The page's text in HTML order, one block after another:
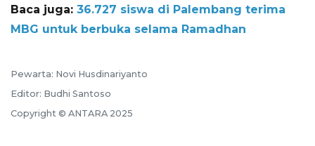
Baca juga: 36.727 siswa di Palembang terima
MBG untuk berbuka selama Ramadhan
Pewarta: Novi Husdinariyanto
Editor: Budhi Santoso
Copyright © ANTARA 2025